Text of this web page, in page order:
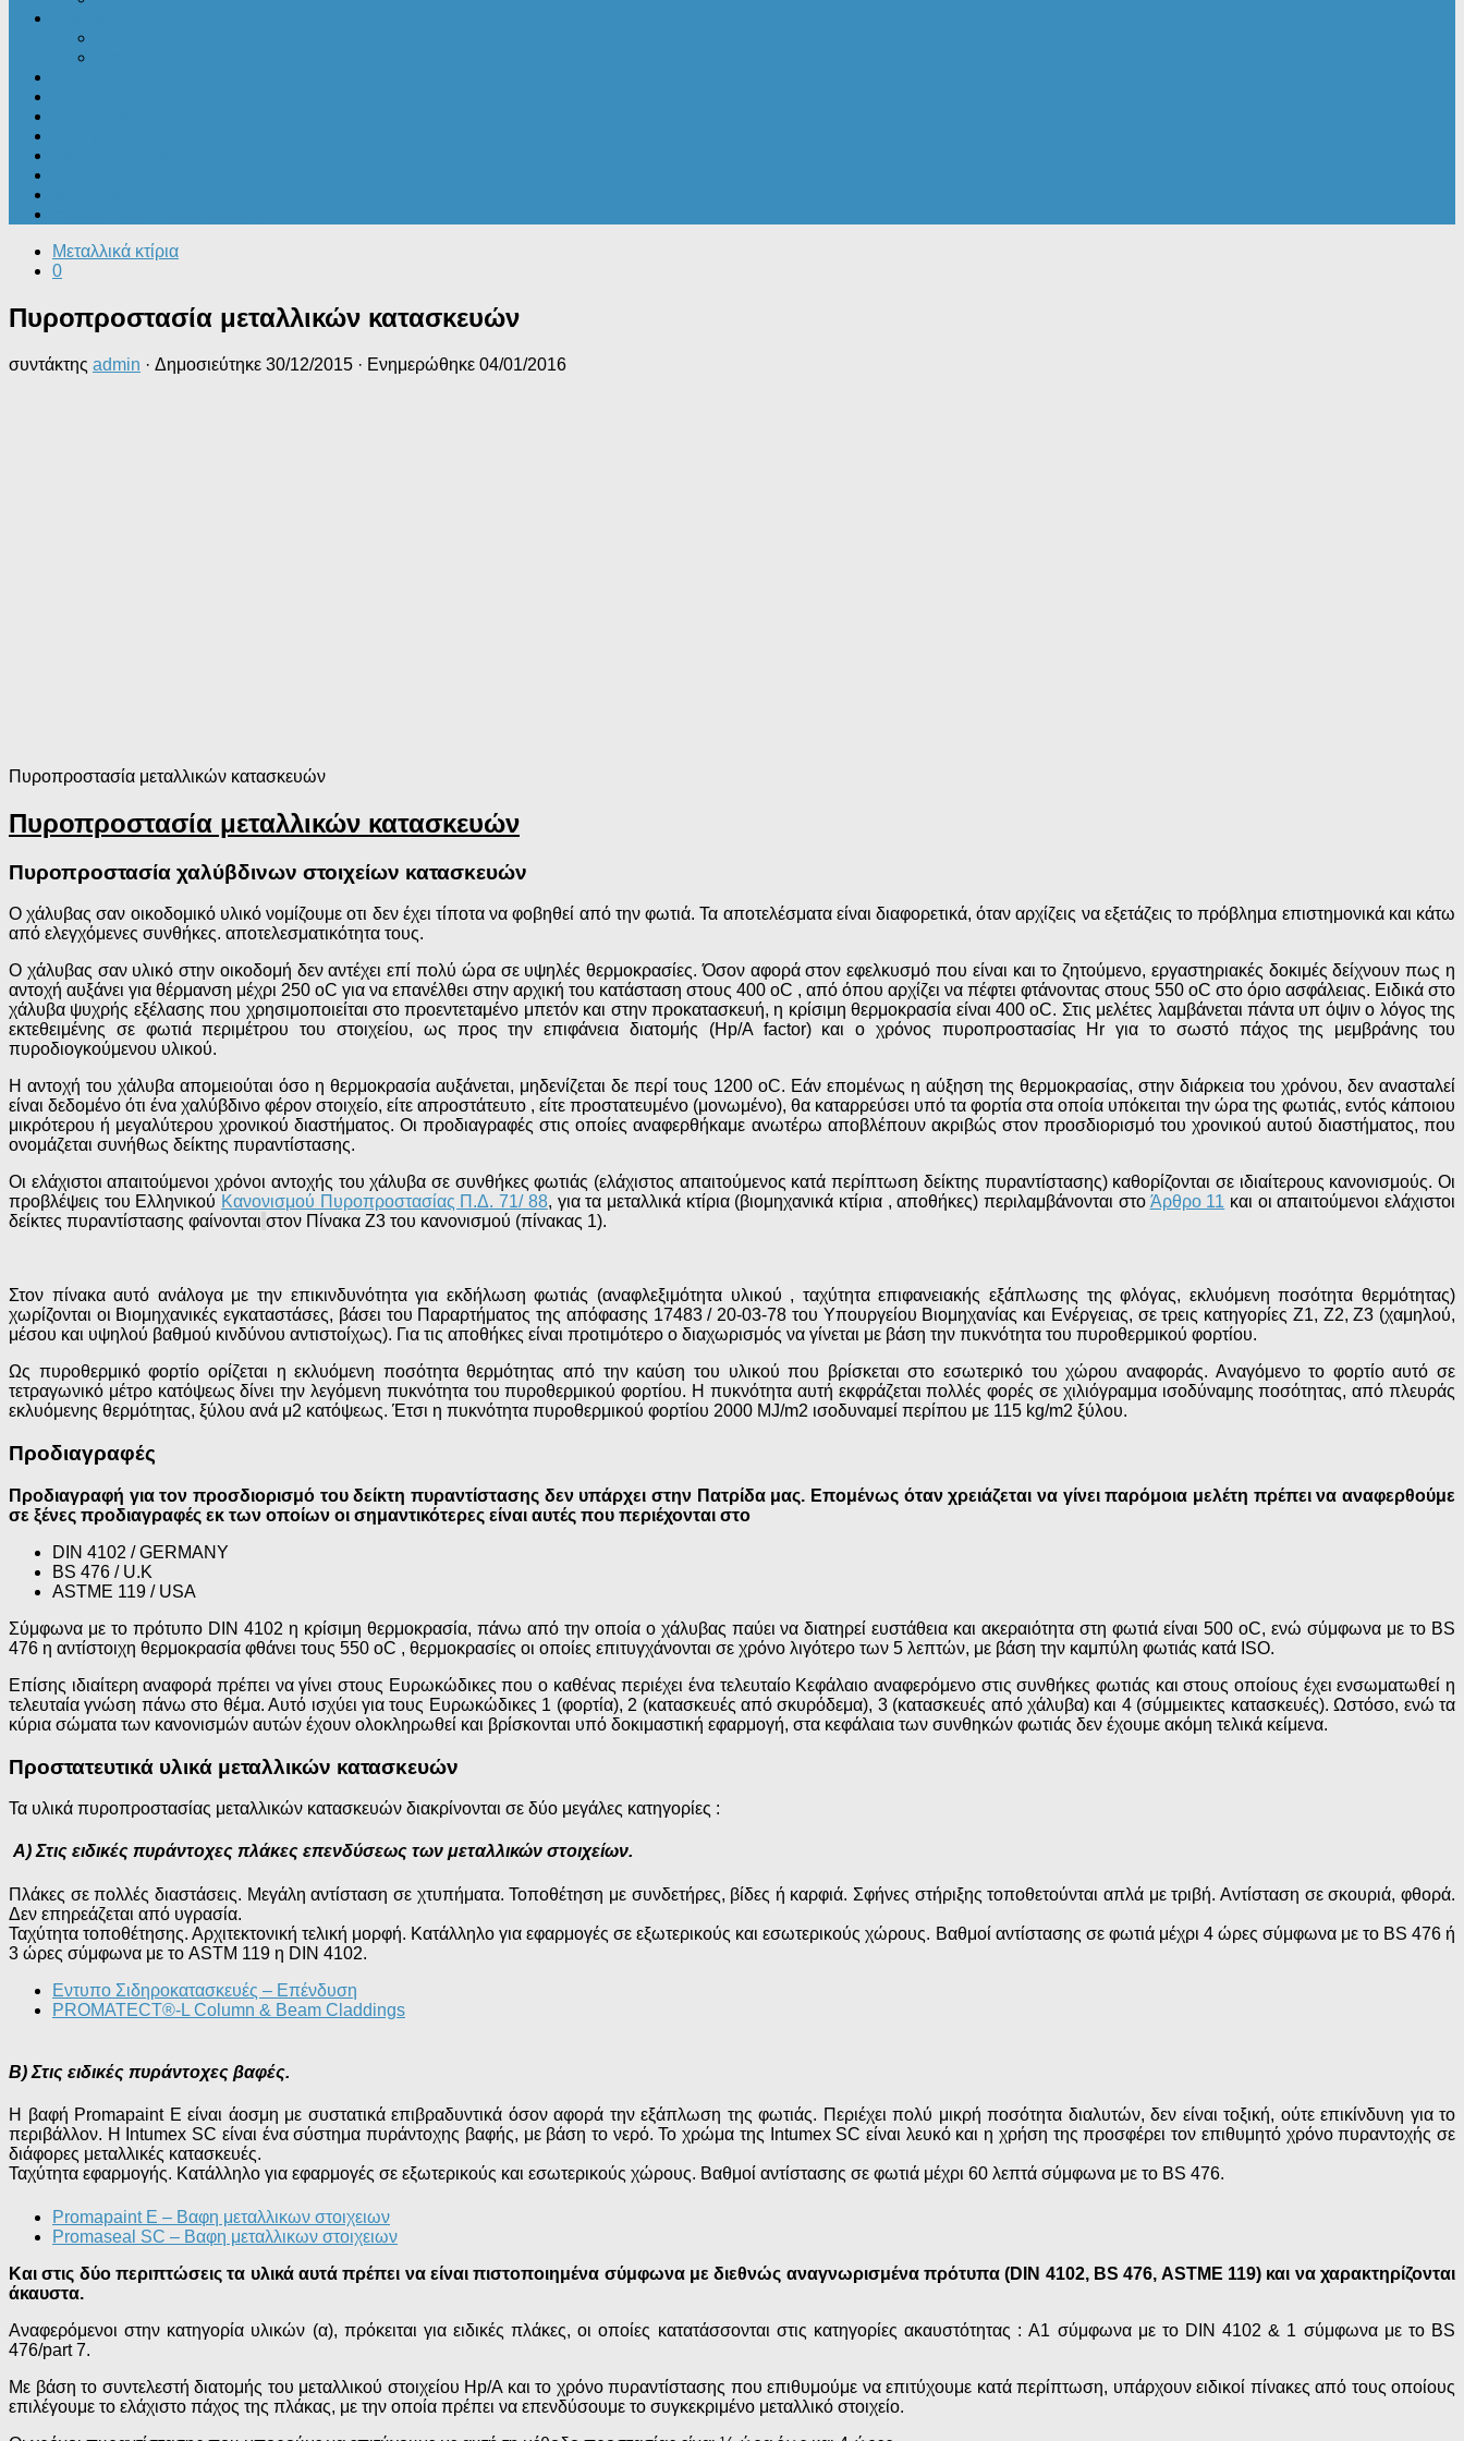
Μεταλλικά κτίρια
0
Πυροπροστασία μεταλλικών κατασκευών
συντάκτης admin · Δημοσιεύτηκε 30/12/2015 · Ενημερώθηκε 04/01/2016
Πυροπροστασία μεταλλικών κατασκευών
Πυροπροστασία μεταλλικών κατασκευών
Πυροπροστασία χαλύβδινων στοιχείων κατασκευών
Ο χάλυβας σαν οικοδομικό υλικό νομίζουμε οτι δεν έχει τίποτα να φοβηθεί από την φωτιά. Τα αποτελέσματα είναι διαφορετικά, όταν αρχίζεις να εξετάζεις το πρόβλημα επιστημονικά και κάτω
από ελεγχόμενες συνθήκες. αποτελεσματικότητα τους.
Ο χάλυβας σαν υλικό στην οικοδομή δεν αντέχει επί πολύ ώρα σε υψηλές θερμοκρασίες. Όσον αφορά στον εφελκυσμό που είναι και το ζητούμενο, εργαστηριακές δοκιμές δείχνουν πως η
αντοχή αυξάνει για θέρμανση μέχρι 250 οC για να επανέλθει στην αρχική του κατάσταση στους 400 οC , από όπου αρχίζει να πέφτει φτάνοντας στους 550 οC στο όριο ασφάλειας. Ειδικά στο
χάλυβα ψυχρής εξέλασης που χρησιμοποιείται στο προεντεταμένο μπετόν και στην προκατασκευή, η κρίσιμη θερμοκρασία είναι 400 οC. Στις μελέτες λαμβάνεται πάντα υπ όψιν ο λόγος της
εκτεθειμένης σε φωτιά περιμέτρου του στοιχείου, ως προς την επιφάνεια διατομής (Hp/A factor) και ο χρόνος πυροπροστασίας Hr για το σωστό πάχος της μεμβράνης του
πυροδιογκούμενου υλικού.
Η αντοχή του χάλυβα απομειούται όσο η θερμοκρασία αυξάνεται, μηδενίζεται δε περί τους 1200 οC. Εάν επομένως η αύξηση της θερμοκρασίας, στην διάρκεια του χρόνου, δεν ανασταλεί
είναι δεδομένο ότι ένα χαλύβδινο φέρον στοιχείο, είτε απροστάτευτο , είτε προστατευμένο (μονωμένο), θα καταρρεύσει υπό τα φορτία στα οποία υπόκειται την ώρα της φωτιάς, εντός κάποιου
μικρότερου ή μεγαλύτερου χρονικού διαστήματος. Οι προδιαγραφές στις οποίες αναφερθήκαμε ανωτέρω αποβλέπουν ακριβώς στον προσδιορισμό του χρονικού αυτού διαστήματος, που
ονομάζεται συνήθως δείκτης πυραντίστασης.
Οι ελάχιστοι απαιτούμενοι χρόνοι αντοχής του χάλυβα σε συνθήκες φωτιάς (ελάχιστος απαιτούμενος κατά περίπτωση δείκτης πυραντίστασης) καθορίζονται σε ιδιαίτερους κανονισμούς. Οι
προβλέψεις του Ελληνικού Κανονισμού Πυροπροστασίας Π.Δ. 71/ 88, για τα μεταλλικά κτίρια (βιομηχανικά κτίρια , αποθήκες) περιλαμβάνονται στο Άρθρο 11 και οι απαιτούμενοι ελάχιστοι
δείκτες πυραντίστασης φαίνονται στον Πίνακα Z3 του κανονισμού (πίνακας 1).
Στον πίνακα αυτό ανάλογα με την επικινδυνότητα για εκδήλωση φωτιάς (αναφλεξιμότητα υλικού , ταχύτητα επιφανειακής εξάπλωσης της φλόγας, εκλυόμενη ποσότητα θερμότητας)
χωρίζονται οι Βιομηχανικές εγκαταστάσες, βάσει του Παραρτήματος της απόφασης 17483 / 20-03-78 του Υπουργείου Βιομηχανίας και Ενέργειας, σε τρεις κατηγορίες Ζ1, Ζ2, Ζ3 (χαμηλού,
μέσου και υψηλού βαθμού κινδύνου αντιστοίχως). Για τις αποθήκες είναι προτιμότερο ο διαχωρισμός να γίνεται με βάση την πυκνότητα του πυροθερμικού φορτίου.
Ως πυροθερμικό φορτίο ορίζεται η εκλυόμενη ποσότητα θερμότητας από την καύση του υλικού που βρίσκεται στο εσωτερικό του χώρου αναφοράς. Αναγόμενο το φορτίο αυτό σε
τετραγωνικό μέτρο κατόψεως δίνει την λεγόμενη πυκνότητα του πυροθερμικού φορτίου. Η πυκνότητα αυτή εκφράζεται πολλές φορές σε χιλιόγραμμα ισοδύναμης ποσότητας, από πλευράς
εκλυόμενης θερμότητας, ξύλου ανά μ2 κατόψεως. Έτσι η πυκνότητα πυροθερμικού φορτίου 2000 ΜJ/m2 ισοδυναμεί περίπου με 115 kg/m2 ξύλου.
Προδιαγραφές
Προδιαγραφή για τον προσδιορισμό του δείκτη πυραντίστασης δεν υπάρχει στην Πατρίδα μας. Επομένως όταν χρειάζεται να γίνει παρόμοια μελέτη πρέπει να αναφερθούμε
σε ξένες προδιαγραφές εκ των οποίων οι σημαντικότερες είναι αυτές που περιέχονται στο
DIN 4102 / GERMANY
BS 476 / U.K
ASTME 119 / USA
Σύμφωνα με το πρότυπο DIN 4102 η κρίσιμη θερμοκρασία, πάνω από την οποία ο χάλυβας παύει να διατηρεί ευστάθεια και ακεραιότητα στη φωτιά είναι 500 οC, ενώ σύμφωνα με το ΒS
476 η αντίστοιχη θερμοκρασία φθάνει τους 550 οC , θερμοκρασίες οι οποίες επιτυγχάνονται σε χρόνο λιγότερο των 5 λεπτών, με βάση την καμπύλη φωτιάς κατά ISO.
Επίσης ιδιαίτερη αναφορά πρέπει να γίνει στους Ευρωκώδικες που ο καθένας περιέχει ένα τελευταίο Κεφάλαιο αναφερόμενο στις συνθήκες φωτιάς και στους οποίους έχει ενσωματωθεί η
τελευταία γνώση πάνω στο θέμα. Αυτό ισχύει για τους Ευρωκώδικες 1 (φορτία), 2 (κατασκευές από σκυρόδεμα), 3 (κατασκευές από χάλυβα) και 4 (σύμμεικτες κατασκευές). Ωστόσο, ενώ τα
κύρια σώματα των κανονισμών αυτών έχουν ολοκληρωθεί και βρίσκονται υπό δοκιμαστική εφαρμογή, στα κεφάλαια των συνθηκών φωτιάς δεν έχουμε ακόμη τελικά κείμενα.
Προστατευτικά υλικά μεταλλικών κατασκευών
Τα υλικά πυροπροστασίας μεταλλικών κατασκευών διακρίνονται σε δύο μεγάλες κατηγορίες :
Α) Στις ειδικές πυράντοχες πλάκες επενδύσεως των μεταλλικών στοιχείων.
Πλάκες σε πολλές διαστάσεις. Μεγάλη αντίσταση σε χτυπήματα. Τοποθέτηση με συνδετήρες, βίδες ή καρφιά. Σφήνες στήριξης τοποθετούνται απλά με τριβή. Αντίσταση σε σκουριά, φθορά.
Δεν επηρεάζεται από υγρασία.
Ταχύτητα τοποθέτησης. Αρχιτεκτονική τελική μορφή. Κατάλληλο για εφαρμογές σε εξωτερικούς και εσωτερικούς χώρους. Βαθμοί αντίστασης σε φωτιά μέχρι 4 ώρες σύμφωνα με το BS 476 ή
3 ώρες σύμφωνα με το ASTM 119 η DIN 4102.
Εντυπο Σιδηροκατασκευές – Επένδυση
PROMATECT®-L Column & Beam Claddings
Β) Στις ειδικές πυράντοχες βαφές.
Η βαφή Promapaint Ε είναι άοσμη με συστατικά επιβραδυντικά όσον αφορά την εξάπλωση της φωτιάς. Περιέχει πολύ μικρή ποσότητα διαλυτών, δεν είναι τοξική, ούτε επικίνδυνη για το
περιβάλλον. Η Intumex SC είναι ένα σύστημα πυράντοχης βαφής, με βάση το νερό. Το χρώμα της Intumex SC είναι λευκό και η χρήση της προσφέρει τον επιθυμητό χρόνο πυραντοχής σε
διάφορες μεταλλικές κατασκευές.
Ταχύτητα εφαρμογής. Κατάλληλο για εφαρμογές σε εξωτερικούς και εσωτερικούς χώρους. Βαθμοί αντίστασης σε φωτιά μέχρι 60 λεπτά σύμφωνα με το BS 476.
Promapaint Ε – Βαφη μεταλλικων στοιχειων
Promaseal SC – Βαφη μεταλλικων στοιχειων
Και στις δύο περιπτώσεις τα υλικά αυτά πρέπει να είναι πιστοποιημένα σύμφωνα με διεθνώς αναγνωρισμένα πρότυπα (DIN 4102, BS 476, ASTME 119) και να χαρακτηρίζονται
άκαυστα.
Αναφερόμενοι στην κατηγορία υλικών (α), πρόκειται για ειδικές πλάκες, οι οποίες κατατάσσονται στις κατηγορίες ακαυστότητας : A1 σύμφωνα με το DIN 4102 & 1 σύμφωνα με το BS
476/part 7.
Με βάση το συντελεστή διατομής του μεταλλικού στοιχείου Hp/A και το χρόνο πυραντίστασης που επιθυμούμε να επιτύχουμε κατά περίπτωση, υπάρχουν ειδικοί πίνακες από τους οποίους
επιλέγουμε το ελάχιστο πάχος της πλάκας, με την οποία πρέπει να επενδύσουμε το συγκεκριμένο μεταλλικό στοιχείο.